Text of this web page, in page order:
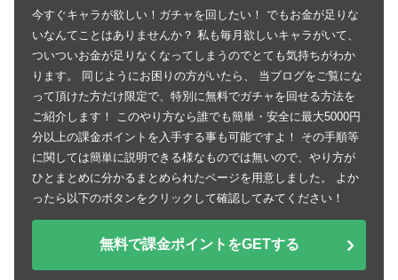
今すぐキャラが欲しい！ガチャを回したい！ でもお金が足りな
いなんてことはありませんか？ 私も毎月欲しいキャラがいて、
ついついお金が足りなくなってしまうのでとても気持ちがわか
ります。 同じようにお困りの方がいたら、 当ブログをご覧にな
って頂けた方だけ限定で、特別に無料でガチャを回せる方法を
ご紹介します！ このやり方なら誰でも簡単・安全に最大5000円
分以上の課金ポイントを入手する事も可能ですよ！ その手順等
に関しては簡単に説明できる様なものでは無いので、やり方が
ひとまとめに分かるまとめられたページを用意しました。 よか
ったら以下のボタンをクリックして確認してみてください！
無料で課金ポイントをGETする